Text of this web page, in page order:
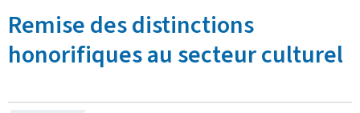
Remise des distinctions
honorifiques au secteur culturel